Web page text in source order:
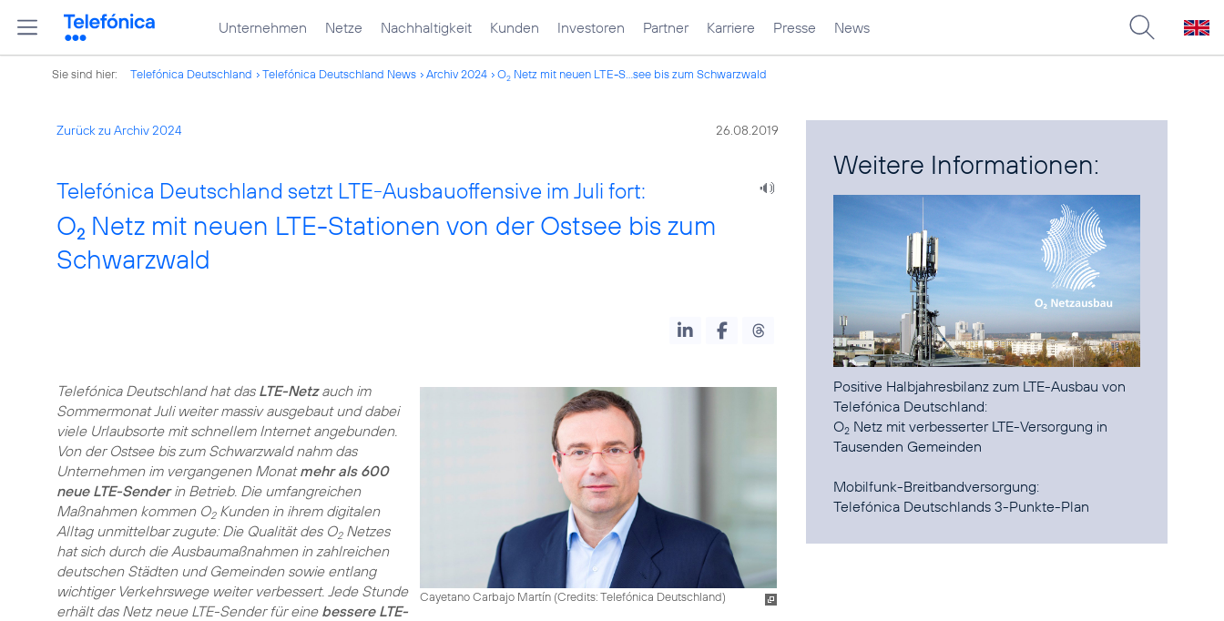
Unternehmen Netze Nachhaltigkeit Kunden Investoren Partner Karriere Presse News
Sie sind hier: Telefónica Deutschland Telefónica Deutschland News Archiv 2024 O2 Netz mit neuen LTE-S...see bis zum Schwarzwald
Zurück zu Archiv 2024 26.08.2019
Telefónica Deutschland setzt LTE-Ausbauoffensive im Juli fort:
O2 Netz mit neuen LTE-Stationen von der Ostsee bis zum
Schwarzwald
Cayetano Carbajo Martín (Credits: Telefónica Deutschland)
Telefónica Deutschland hat das LTE-Netzauch im
Sommermonat Juli weiter massiv ausgebaut und dabei
viele Urlaubsorte mit schnellem Internet angebunden.
Von der Ostsee bis zum Schwarzwald nahm das
Unternehmen im vergangenen Monatmehr als 600
neue LTE-Senderin Betrieb. Die umfangreichen
Maßnahmen kommen O2Kunden in ihrem digitalen
Alltag unmittelbar zugute: Die Qualität des O2Netzes
hat sich durch die Ausbaumaßnahmen in zahlreichen
deutschen Städten und Gemeinden sowie entlang
wichtiger Verkehrswege weiter verbessert. Jede Stunde
erhält das Netz neue LTE-Sender für eine bessere LTE-
Weitere Informationen:
Positive Halbjahresbilanz zum LTE-Ausbau von
O2 Netz mit verbesserter LTE-Versorgung in
Tausenden Gemeinden
Telefónica Deutschlands 3-Punkte-Plan